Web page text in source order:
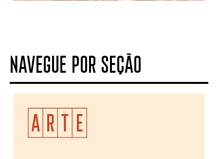
NAVEGUE POR SEÇÃO